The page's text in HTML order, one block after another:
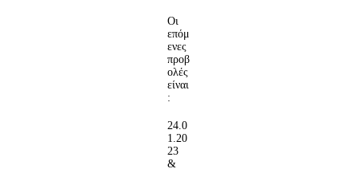
Οι
επόμ
ενες
προβ
ολές
είναι
:
24.0
1.20
23
&